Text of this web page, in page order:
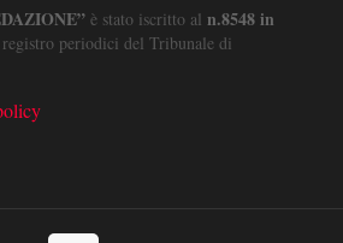
è stato iscritto al n.8548 in
periodici del Tribunale di